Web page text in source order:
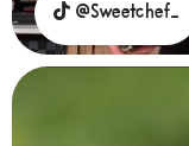
@Sweetchef_